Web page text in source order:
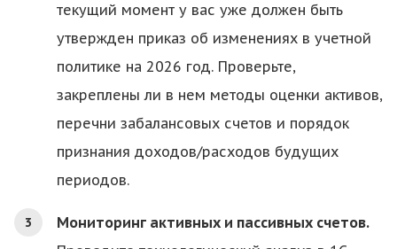
текущий момент у вас уже должен быть
утвержден приказ об изменениях в учетной
политике на 2026 год. Проверьте,
закреплены ли в нем методы оценки активов,
перечни забалансовых счетов и порядок
признания доходов/расходов будущих
периодов.
Мониторинг активных и пассивных счетов.